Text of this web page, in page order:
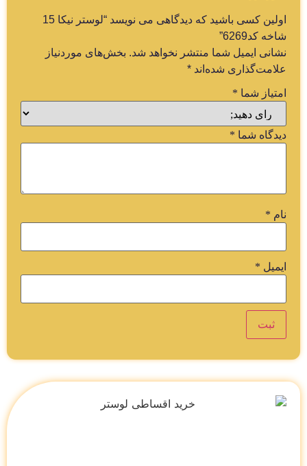
اولین کسی باشید که دیدگاهی می نویسد “لوستر نیکا 15
شاخه کد6269”
نشانی ایمیل شما منتشر نخواهد شد. بخش‌های موردنیاز
علامت‌گذاری شده‌اند *
امتیاز شما *
دیدگاه شما *
نام *
ایمیل *